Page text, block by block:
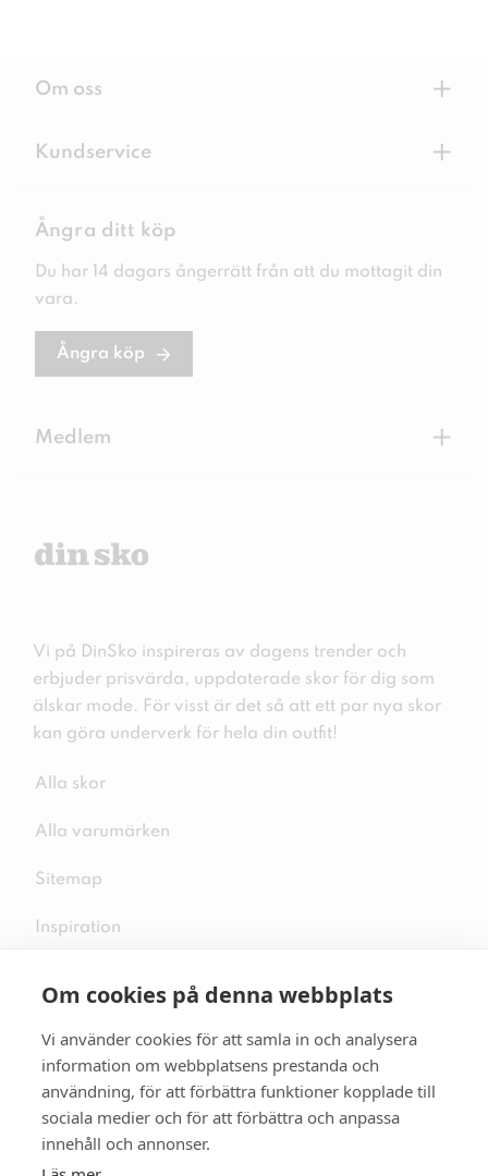
Om cookies på denna webbplats
Vi använder cookies för att samla in och analysera
information om webbplatsens prestanda och
användning, för att förbättra funktioner kopplade till
sociala medier och för att förbättra och anpassa
innehåll och annonser.
Om oss +
Kundservice +
Ångra ditt köp
Du har 14 dagars ångerrätt från att du mottagit din
vara.
Ångra köp
Medlem +
Vi på DinSko inspireras av dagens trender och
erbjuder prisvärda, uppdaterade skor för dig som
älskar mode. För visst är det så att ett par nya skor
kan göra underverk för hela din outfit!
Alla skor
Alla varumärken
Sitemap
Inspiration
Följ oss på sociala medier
Se mer skor: skopunkten.se